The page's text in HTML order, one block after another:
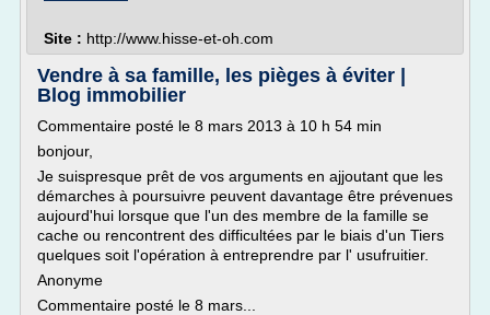
Site : http://www.hisse-et-oh.com
Vendre à sa famille, les pièges à éviter |
Blog immobilier
Commentaire posté le 8 mars 2013 à 10 h 54 min
bonjour,
Je suispresque prêt de vos arguments en ajjoutant que les
démarches à poursuivre peuvent davantage être prévenues
aujourd'hui lorsque que l'un des membre de la famille se
cache ou rencontrent des difficultées par le biais d'un Tiers
quelques soit l'opération à entreprendre par l' usufruitier.
Anonyme
Commentaire posté le 8 mars...